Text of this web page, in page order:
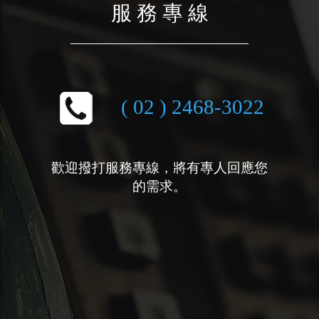
服 務 專 線
( 02 ) 2468-3022
歡迎撥打服務專線，將有專人回應您
的需求。